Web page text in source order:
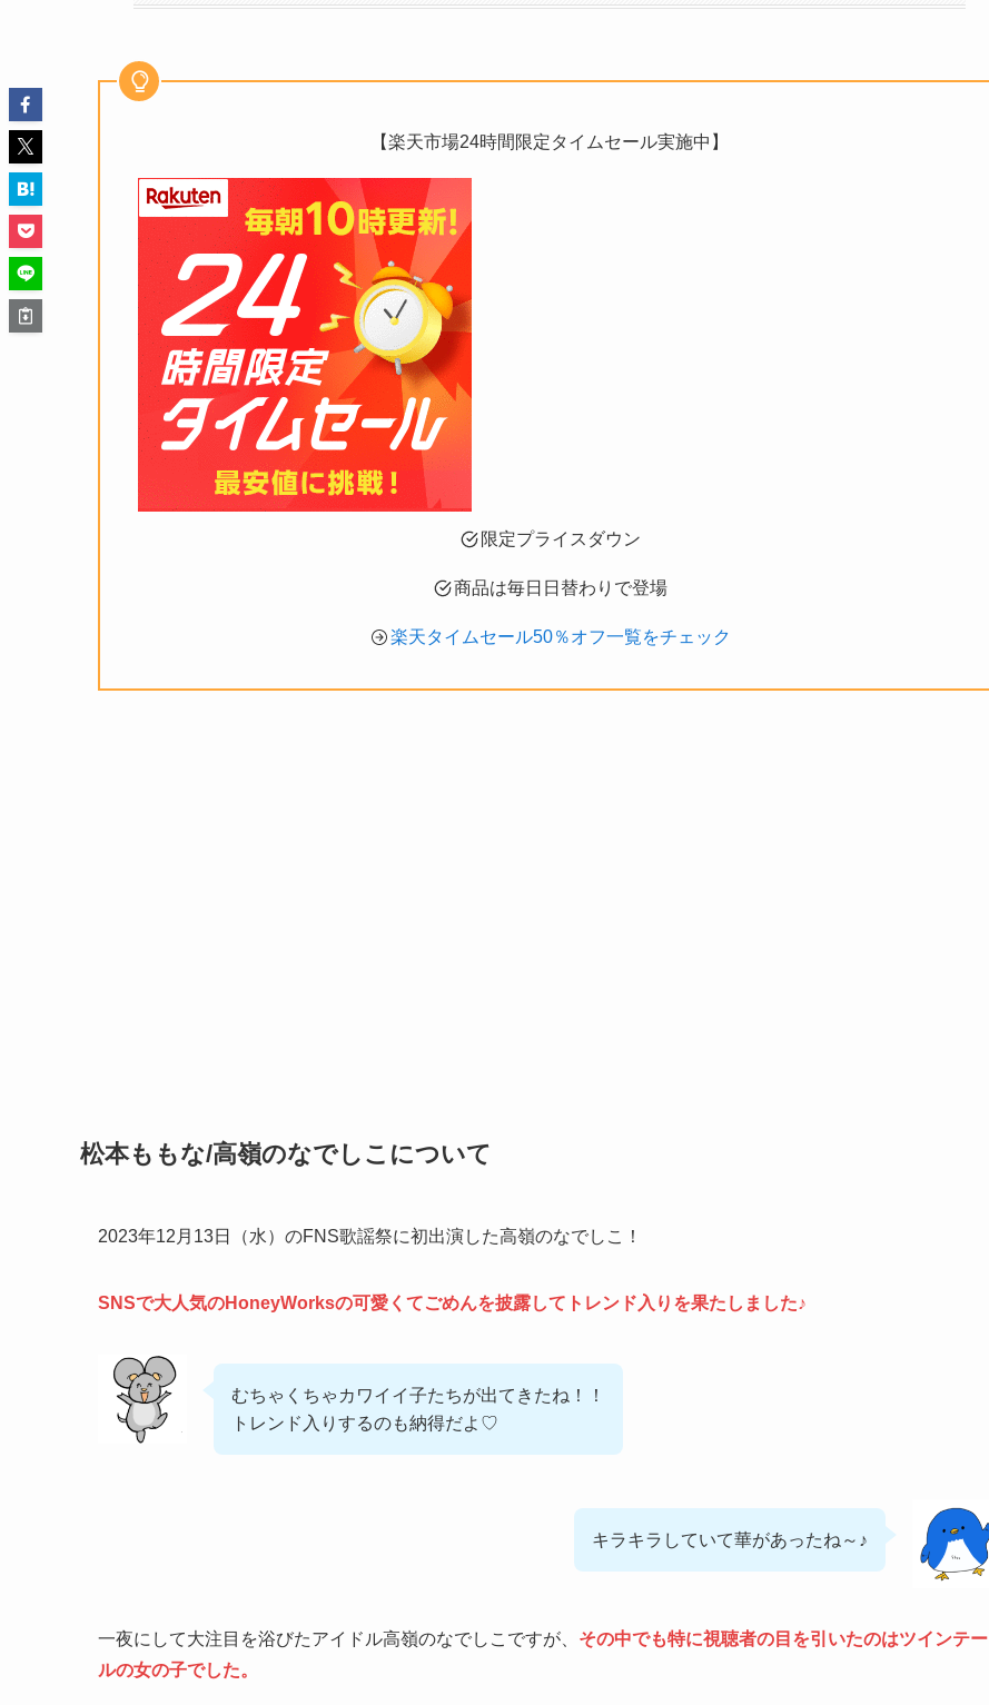
【楽天市場24時間限定タイムセール実施中】
限定プライスダウン
商品は毎日日替わりで登場
楽天タイムセール50％オフ一覧をチェック
松本ももな/高嶺のなでしこについて
2023年12月13日（水）のFNS歌謡祭に初出演した高嶺のなでしこ！
SNSで大人気のHoneyWorksの可愛くてごめんを披露してトレンド入りを果たしました♪
むちゃくちゃカワイイ子たちが出てきたね！！
トレンド入りするのも納得だよ♡
キラキラしていて華があったね～♪
一夜にして大注目を浴びたアイドル高嶺のなでしこですが、 その中でも特に視聴者の目を引いたのはツインテー
ルの女の子でした。